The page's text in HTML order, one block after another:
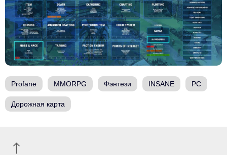
Profane MMORPG Фэнтези INSANE PC
Дорожная карта